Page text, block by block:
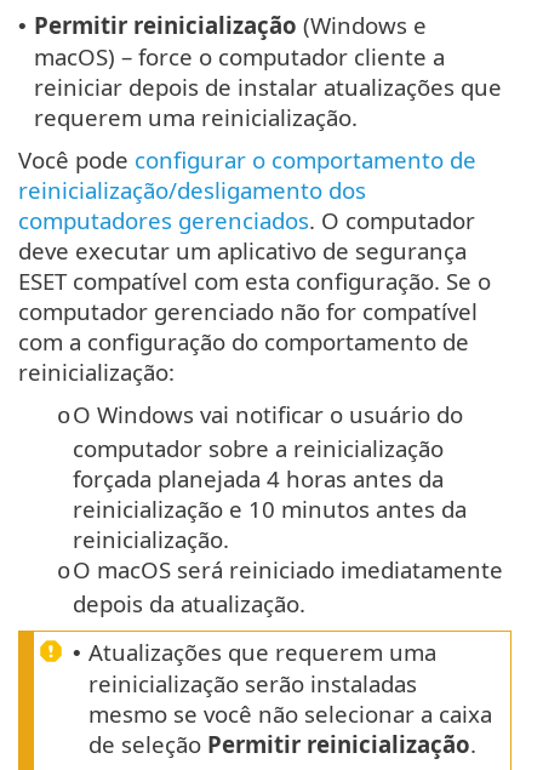
• Permitir reinicialização (Windows e
macOS) – force o computador cliente a
reiniciar depois de instalar atualizações que
requerem uma reinicialização.
Você pode configurar o comportamento de
reinicialização/desligamento dos
computadores gerenciados. O computador
deve executar um aplicativo de segurança
ESET compatível com esta configuração. Se o
computador gerenciado não for compatível
com a configuração do comportamento de
reinicialização:
oO Windows vai notificar o usuário do
computador sobre a reinicialização
forçada planejada 4 horas antes da
reinicialização e 10 minutos antes da
reinicialização.
oO macOS será reiniciado imediatamente
depois da atualização.
• Atualizações que requerem uma
reinicialização serão instaladas
mesmo se você não selecionar a caixa
de seleção Permitir reinicialização.